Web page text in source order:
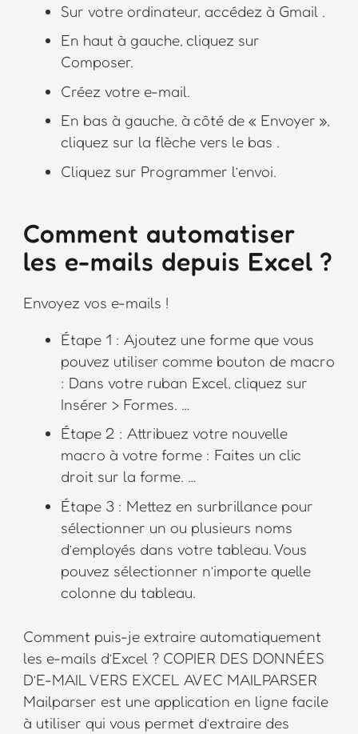
Sur votre ordinateur, accédez à Gmail .
En haut à gauche, cliquez sur
Composer.
Créez votre e-mail.
En bas à gauche, à côté de « Envoyer »,
cliquez sur la flèche vers le bas .
Cliquez sur Programmer l’envoi.
Comment automatiser
les e-mails depuis Excel ?
Envoyez vos e-mails !
Étape 1 : Ajoutez une forme que vous
pouvez utiliser comme bouton de macro
: Dans votre ruban Excel, cliquez sur
Insérer > Formes. …
Étape 2 : Attribuez votre nouvelle
macro à votre forme : Faites un clic
droit sur la forme. …
Étape 3 : Mettez en surbrillance pour
sélectionner un ou plusieurs noms
d’employés dans votre tableau. Vous
pouvez sélectionner n’importe quelle
colonne du tableau.
Comment puis-je extraire automatiquement
les e-mails d’Excel ? COPIER DES DONNÉES
D’E-MAIL VERS EXCEL AVEC MAILPARSER
Mailparser est une application en ligne facile
à utiliser qui vous permet d’extraire des